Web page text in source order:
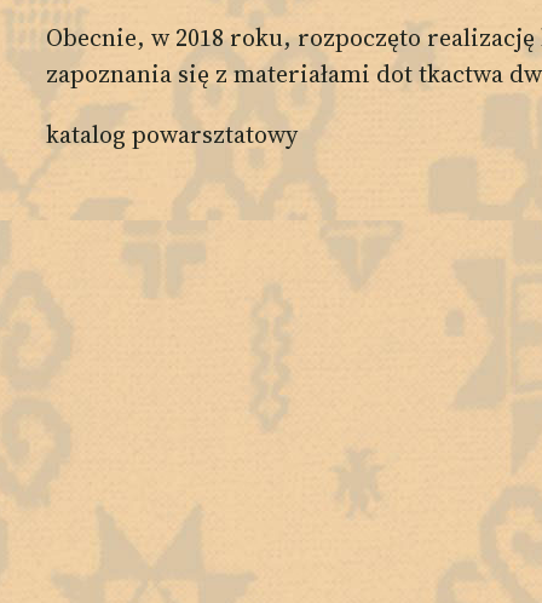
Obecnie, w 2018 roku, rozpoczęto
zapoznania się z materiałami dot tkactwa
katalog powarsztatowy